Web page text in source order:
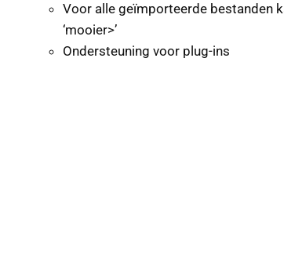
Voor alle geïmporteerde bestanden
‘mooier>’
Ondersteuning voor plug-ins